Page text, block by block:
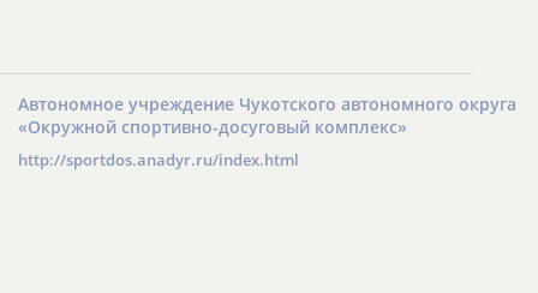
Автономное учреждение Чукотского автономного округа
«Окружной спортивно-досуговый комплекс»
http://sportdos.anadyr.ru/index.html